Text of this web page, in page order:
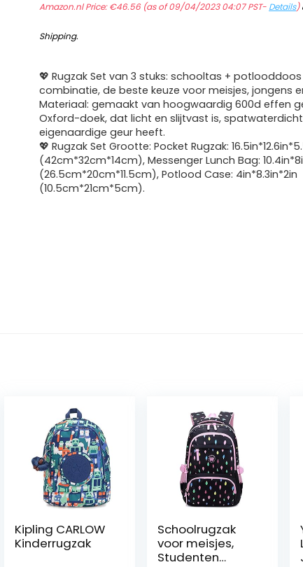
Amazon.nl Price:€46.56(as of 09/04/2023 04:07 PST- Details)
Shipping.
💖 Rugzak Set van 3 stuks: schooltas +
combinatie, de beste keuze voor meisjes, jongens
Materiaal: gemaakt van hoogwaardig 600d effen
Oxford-doek, dat licht en slijtvast is,
eigenaardige geur heeft.
💖 Rugzak Set Grootte: Pocket Rugzak:
(42cm*32cm*14cm), Messenger Lunch Bag:
(26.5cm*20cm*11.5cm), Potlood Case: 4in*8.3in*2in
(10.5cm*21cm*5cm).
Kipling CARLOW
Kinderrugzak
Schoolrugzak
voor meisjes,
Studenten